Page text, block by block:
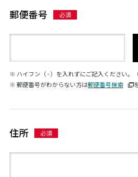
郵便番号
※ ハイフン（ - ）を入れずにご記入ください。（
※ 郵便番号がわからない方は郵便番号検索
住所